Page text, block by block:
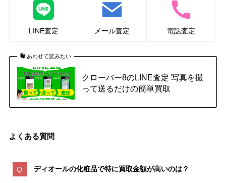
LINE査定 メール査定 電話査定
あわせて読みたい
クローバー8のLINE査定 写真を撮
って送るだけの簡単買取
よくある質問
ディオールの化粧品で特に買取金額が高いのは？